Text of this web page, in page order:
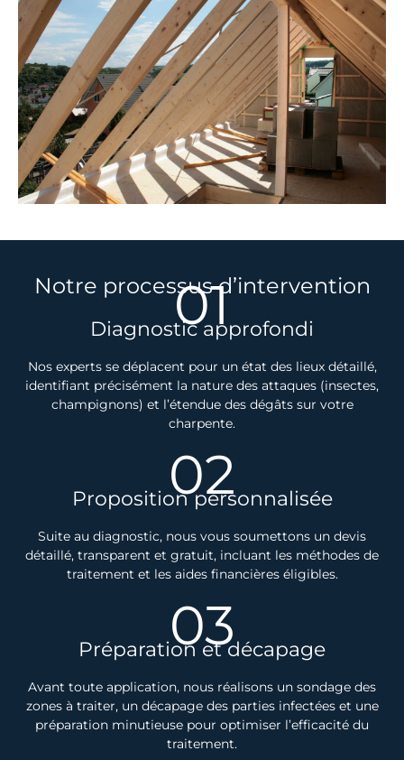
Notre processus d’intervention
01
Diagnostic approfondi
Nos experts se déplacent pour un état des lieux détaillé,
identifiant précisément la nature des attaques (insectes,
champignons) et l’étendue des dégâts sur votre
charpente.
02
Proposition personnalisée
Suite au diagnostic, nous vous soumettons un devis
détaillé, transparent et gratuit, incluant les méthodes de
traitement et les aides financières éligibles.
03
Préparation et décapage
Avant toute application, nous réalisons un sondage des
zones à traiter, un décapage des parties infectées et une
préparation minutieuse pour optimiser l’efficacité du
traitement.